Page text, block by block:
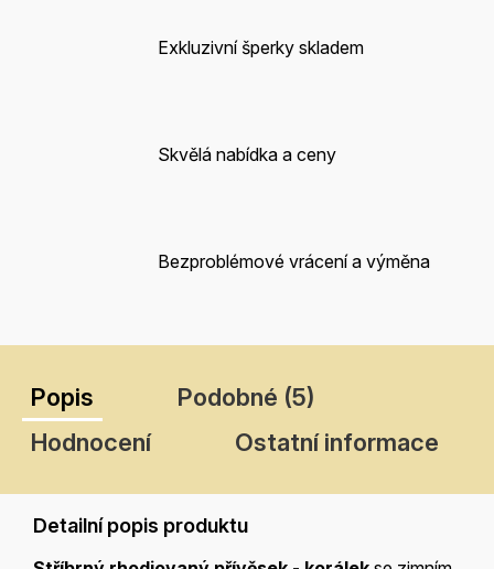
Exkluzivní šperky skladem
Skvělá nabídka a ceny
Bezproblémové vrácení a výměna
Popis
Podobné (5)
Hodnocení
Ostatní informace
Detailní popis produktu